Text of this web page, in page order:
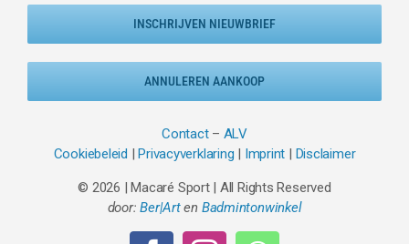
INSCHRIJVEN NIEUWBRIEF
ANNULEREN AANKOOP
Contact– ALV
Cookiebeleid |Privacyverklaring | Imprint | Disclaimer
© 2026 | Macaré Sport | All Rights Reserved
door:Ber|Arten Badmintonwinkel